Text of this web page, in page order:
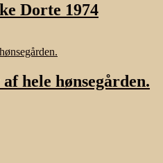
Dorte 1974
hele hønsegården.